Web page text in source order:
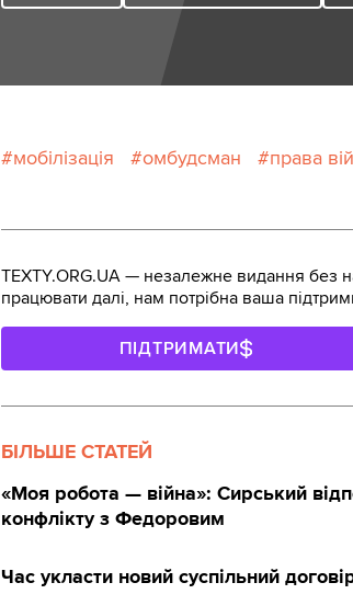
мобілізація омбудсман права
TEXTY.ORG.UA — незалежне видання без
працювати далі, нам потрібна ваша
ПІДТРИМАТИ
БІЛЬШЕ СТАТЕЙ
«Моя робота — війна»: Сирський
конфлікту з Федоровим
Час укласти новий суспільний